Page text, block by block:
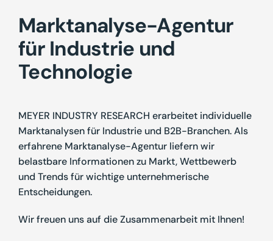
Marktanalyse-Agentur
für Industrie und
Technologie
MEYER INDUSTRY RESEARCH erarbeitet individuelle
Marktanalysen für Industrie und B2B-Branchen. Als
erfahrene Marktanalyse-Agentur liefern wir
belastbare Informationen zu Markt, Wettbewerb
und Trends für wichtige unternehmerische
Entscheidungen.
Wir freuen uns auf die Zusammenarbeit mit Ihnen!